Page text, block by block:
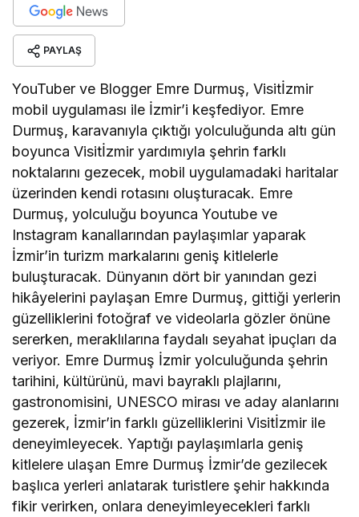
PAYLAŞ
YouTuber ve Blogger Emre Durmuş, Visitİzmir
mobil uygulaması ile İzmir’i keşfediyor. Emre
Durmuş, karavanıyla çıktığı yolculuğunda altı gün
boyunca Visitİzmir yardımıyla şehrin farklı
noktalarını gezecek, mobil uygulamadaki haritalar
üzerinden kendi rotasını oluşturacak. Emre
Durmuş, yolculuğu boyunca Youtube ve
Instagram kanallarından paylaşımlar yaparak
İzmir’in turizm markalarını geniş kitlelerle
buluşturacak. Dünyanın dört bir yanından gezi
hikâyelerini paylaşan Emre Durmuş, gittiği yerlerin
güzelliklerini fotoğraf ve videolarla gözler önüne
sererken, meraklılarına faydalı seyahat ipuçları da
veriyor. Emre Durmuş İzmir yolculuğunda şehrin
tarihini, kültürünü, mavi bayraklı plajlarını,
gastronomisini, UNESCO mirası ve aday alanlarını
gezerek, İzmir’in farklı güzelliklerini Visitİzmir ile
deneyimleyecek. Yaptığı paylaşımlarla geniş
kitlelere ulaşan Emre Durmuş İzmir’de gezilecek
başlıca yerleri anlatarak turistlere şehir hakkında
fikir verirken, onlara deneyimleyecekleri farklı